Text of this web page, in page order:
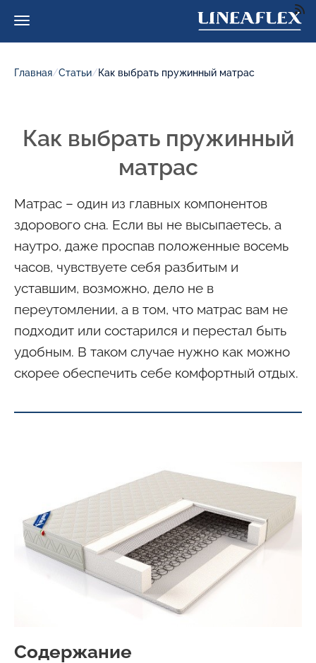
Главная/Статьи/Как выбрать пружинный матрас
Как выбрать пружинный
матрас
Матрас – один из главных компонентов
здорового сна. Если вы не высыпаетесь, а
наутро, даже проспав положенные восемь
часов, чувствуете себя разбитым и
уставшим, возможно, дело не в
переутомлении, а в том, что матрас вам не
подходит или состарился и перестал быть
удобным. В таком случае нужно как можно
скорее обеспечить себе комфортный отдых.
Содержание